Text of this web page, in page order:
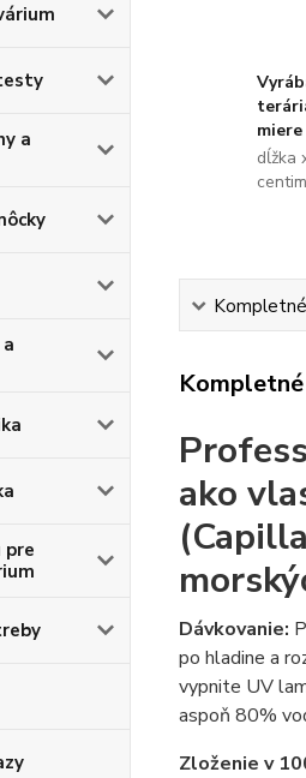
a
pre
miere
dĺžka
ako
Dávkovanie:
po hladine a
vypnite UV
aspoň 80%
Zloženie v